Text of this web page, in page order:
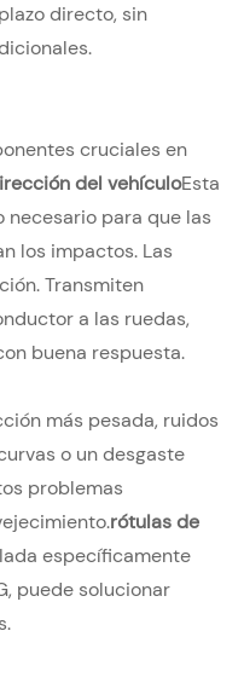
directo, sin
cruciales en
del vehículoEsta
para que las
los impactos. Las
Transmiten
a las ruedas,
buena respuesta.
más pesada, ruidos
o un desgaste
problemas
rótulas de
específicamente
puede solucionar